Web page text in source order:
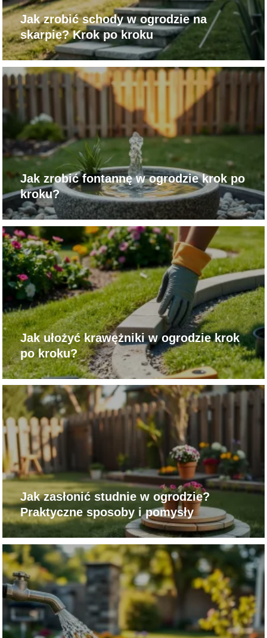
Jak zrobić schody w ogrodzie na
skarpie? Krok po kroku
Jak zrobić fontannę w ogrodzie krok po
kroku?
Jak ułożyć krawężniki w ogrodzie krok
po kroku?
Jak zasłonić studnie w ogrodzie?
Praktyczne sposoby i pomysły